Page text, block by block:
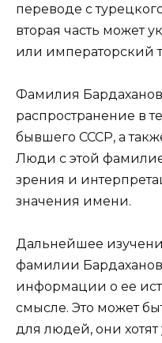
переводе с
вторая часть может
или императорский
Фамилия
распространение в
бывшего СССР, а
Люди с этой
зрения и
значения имени.
Дальнейшее
фамилии
информации о ее
смысле. Это может
для людей, они хотят